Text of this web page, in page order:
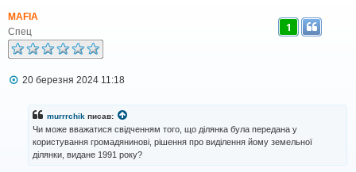
MAFIA
Спец
1
П
20 березня 2024 11:18
murrrchik писав:
Чи може вважатися свідченням того, що ділянка була передана у
користування громадянинові, рішення про виділення йому земельної
ділянки, видане 1991 року?